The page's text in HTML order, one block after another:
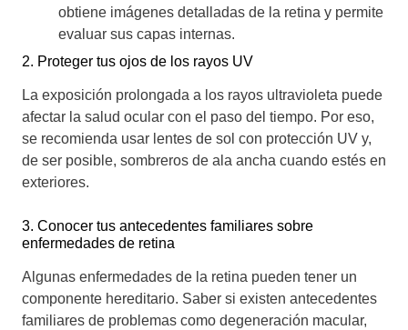
obtiene imágenes detalladas de la retina y permite
evaluar sus capas internas.
2. Proteger tus ojos de los rayos UV
La exposición prolongada a los rayos ultravioleta puede
afectar la salud ocular con el paso del tiempo. Por eso,
se recomienda usar lentes de sol con protección UV y,
de ser posible, sombreros de ala ancha cuando estés en
exteriores.
3. Conocer tus antecedentes familiares sobre
enfermedades de retina
Algunas enfermedades de la retina pueden tener un
componente hereditario. Saber si existen antecedentes
familiares de problemas como degeneración macular,